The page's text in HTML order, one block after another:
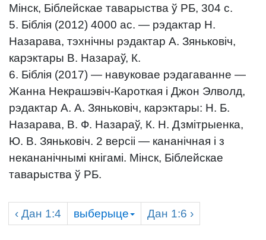
Мінск, Біблейскае таварыства ў РБ, 304 с.
5. Біблія (2012) 4000 ас. — рэдактар Н.
Назарава, тэхнічны рэдактар А. Зяньковіч,
карэктары В. Назараў, К.
6. Біблія (2017) — навуковае рэдагаванне —
Жанна Некрашэвіч-Кароткая і Джон Элволд,
рэдактар А. А. Зяньковіч, карэктары: Н. Б.
Назарава, В. Ф. Назараў, К. Н. Дзмітрыенка,
Ю. В. Зяньковіч. 2 версіі — кананічная і з
некананічнымі кнігамі. Мінск, Біблейскае
таварыства ў РБ.
‹ Дан 1:4 выберыце Дан 1:6 ›